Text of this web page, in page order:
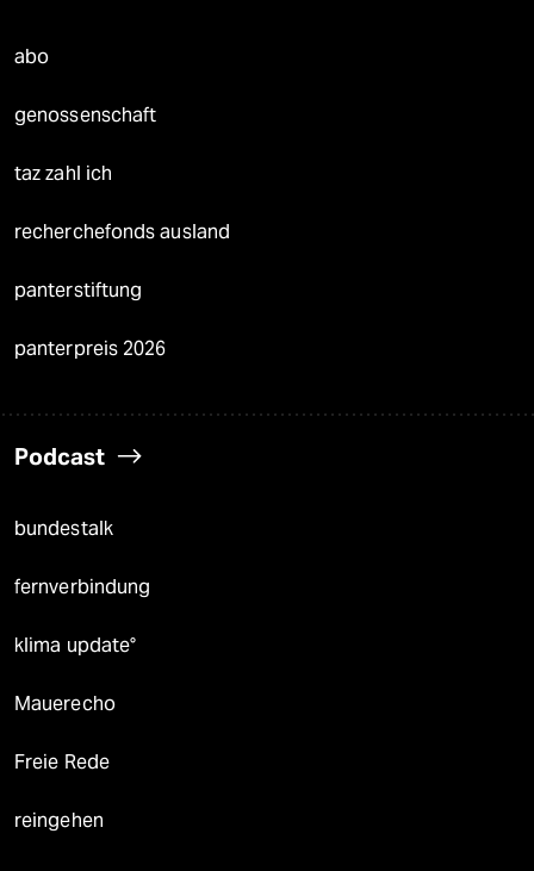
abo
genossenschaft
taz zahl ich
recherchefonds ausland
panterstiftung
panterpreis 2026
Podcast
bundestalk
fernverbindung
klima update°
Mauerecho
Freie Rede
reingehen